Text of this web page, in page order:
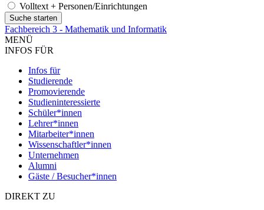
Volltext + Personen/Einrichtungen
Fachbereich 3 - Mathematik und Informatik
MENÜ
INFOS FÜR
Infos für
Studierende
Promovierende
Studieninteressierte
Schüler*innen
Lehrer*innen
Mitarbeiter*innen
Wissenschaftler*innen
Unternehmen
Alumni
Gäste / Besucher*innen
DIREKT ZU